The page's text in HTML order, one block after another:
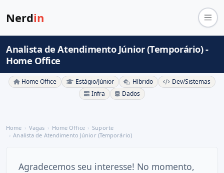
Nerdin
Analista de Atendimento Júnior (Temporário) -
Home Office
Home Office Estágio/Júnior Híbrido
Dev/Sistemas
Infra
Dados
Home Vagas Home Office
Suporte
Analista de Atendimento Júnior (Temporário)
Agradecemos seu interesse! No momento,